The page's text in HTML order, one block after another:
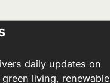
daily updates on
living, renewable